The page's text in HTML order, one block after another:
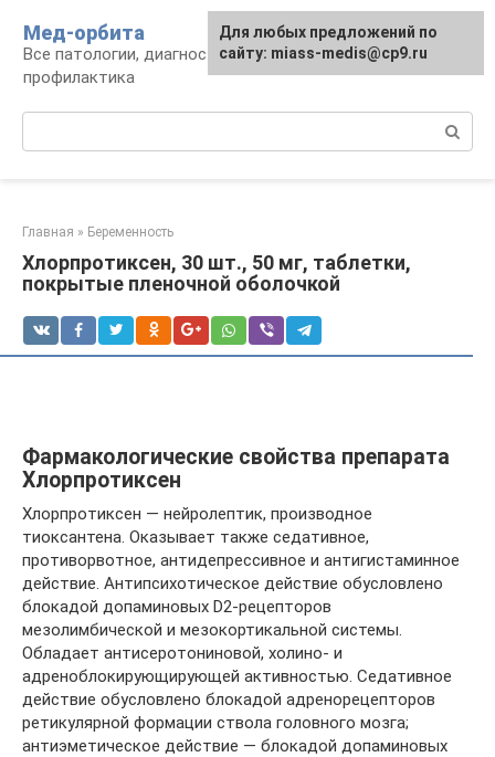
контенту
Мед-орбита
Все патологии, диагностика, лечение,
профилактика
Главная » Беременность
Хлорпротиксен, 30 шт., 50 мг, таблетки,
покрытые пленочной оболочкой
Фармакологические свойства препарата
Хлорпротиксен
Хлорпротиксен — нейролептик, производное
тиоксантена. Оказывает также седативное,
противорвотное, антидепрессивное и антигистаминное
действие. Антипсихотическое действие обусловлено
блокадой допаминовых D2-рецепторов
мезолимбической и мезокортикальной системы.
Обладает антисеротониновой, холино- и
адреноблокирующирующей активностью. Седативное
действие обусловлено блокадой адренорецепторов
ретикулярной формации ствола головного мозга;
антиэметическое действие — блокадой допаминовых
Для любых предложений по
сайту: miass-medis@cp9.ru